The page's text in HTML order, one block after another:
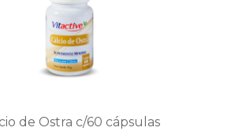
de Ostra c/60 cápsulas